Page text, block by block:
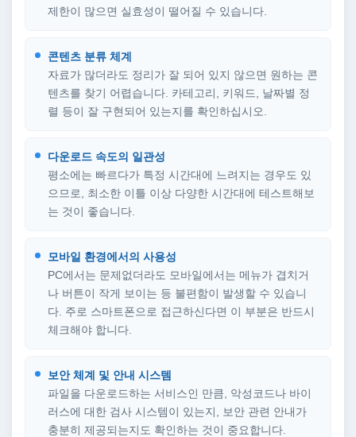
제한이 많으면 실효성이 떨어질 수 있습니다.
콘텐츠 분류 체계
자료가 많더라도 정리가 잘 되어 있지 않으면 원하는 콘
텐츠를 찾기 어렵습니다. 카테고리, 키워드, 날짜별 정
렬 등이 잘 구현되어 있는지를 확인하십시오.
다운로드 속도의 일관성
평소에는 빠르다가 특정 시간대에 느려지는 경우도 있
으므로, 최소한 이틀 이상 다양한 시간대에 테스트해보
는 것이 좋습니다.
모바일 환경에서의 사용성
PC에서는 문제없더라도 모바일에서는 메뉴가 겹치거
나 버튼이 작게 보이는 등 불편함이 발생할 수 있습니
다. 주로 스마트폰으로 접근하신다면 이 부분은 반드시
체크해야 합니다.
보안 체계 및 안내 시스템
파일을 다운로드하는 서비스인 만큼, 악성코드나 바이
러스에 대한 검사 시스템이 있는지, 보안 관련 안내가
충분히 제공되는지도 확인하는 것이 중요합니다.